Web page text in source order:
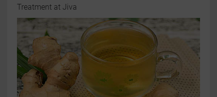
Treatment at Jiva